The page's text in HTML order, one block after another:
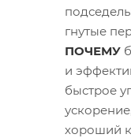
гнутые
ПОЧЕМУ
и
быстрое
хороший